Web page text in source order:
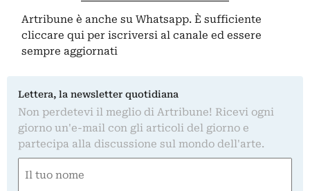
Artribune è anche su Whatsapp. È sufficiente
cliccare qui per iscriversi al canale ed essere
sempre aggiornati
Lettera, la newsletter quotidiana
Non perdetevi il meglio di Artribune! Ricevi ogni
giorno un'e-mail con gli articoli del giorno e
partecipa alla discussione sul mondo dell'arte.
(Required)